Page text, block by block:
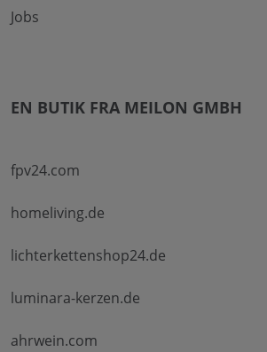
Jobs
EN BUTIK FRA MEILON GMBH
fpv24.com
homeliving.de
lichterkettenshop24.de
luminara-kerzen.de
ahrwein.com